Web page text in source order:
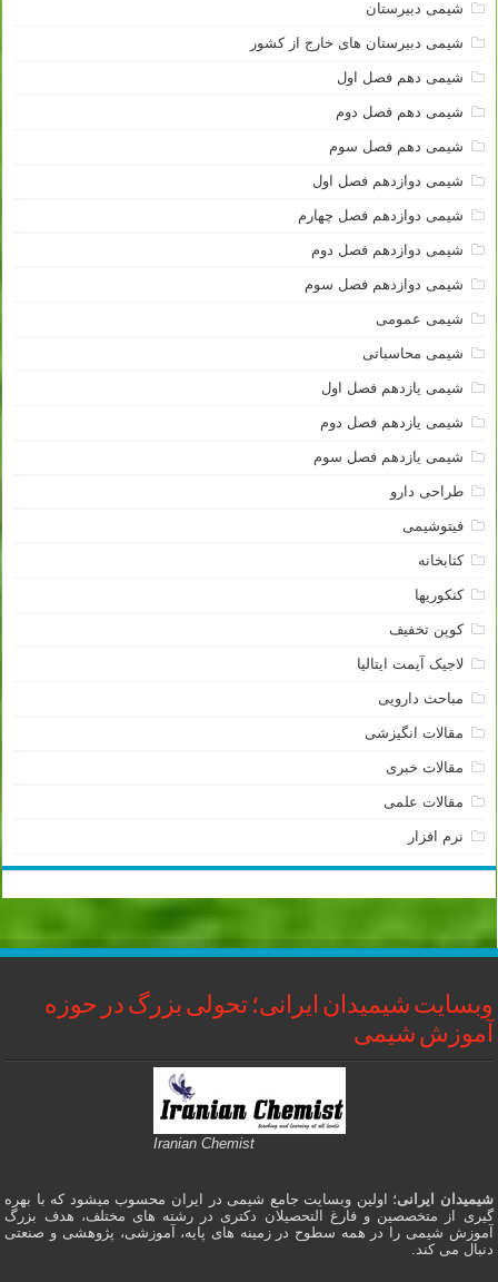
شیمی دبیرستان
شیمی دبیرستان های خارج از کشور
شیمی دهم فصل اول
شیمی دهم فصل دوم
شیمی دهم فصل سوم
شیمی دوازدهم فصل اول
شیمی دوازدهم فصل چهارم
شیمی دوازدهم فصل دوم
شیمی دوازدهم فصل سوم
شیمی عمومی
شیمی محاسباتی
شیمی یازدهم فصل اول
شیمی یازدهم فصل دوم
شیمی یازدهم فصل سوم
طراحی دارو
فیتوشیمی
کتابخانه
کنکوریها
کوپن تخفیف
لاجیک آیمت ایتالیا
مباحث دارویی
مقالات انگیزشی
مقالات خبری
مقالات علمی
نرم افزار
وبسایت شیمیدان ایرانی؛ تحولی بزرگ در حوزه
آموزش شیمی
Iranian Chemist
شیمیدان ایرانی؛ اولین وبسایت جامع شیمی در ایران محسوب میشود که با بهره
گیری از متخصصین و فارغ التحصیلان دکتری در رشته های مختلف، هدف بزرگ
آموزش شیمی را در همه سطوح در زمینه های پایه، آموزشی، پژوهشی و صنعتی
دنبال می کند.